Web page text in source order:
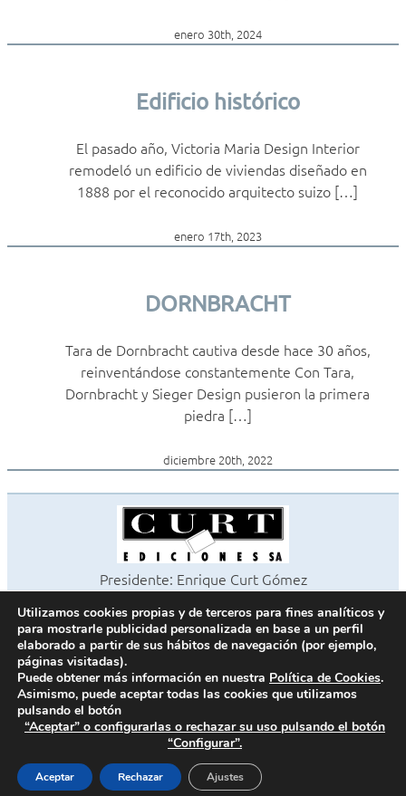
enero 30th, 2024
Edificio histórico
El pasado año, Victoria Maria Design Interior
remodeló un edificio de viviendas diseñado en
1888 por el reconocido arquitecto suizo […]
enero 17th, 2023
DORNBRACHT
Tara de Dornbracht cautiva desde hace 30 años,
reinventándose constantemente Con Tara,
Dornbracht y Sieger Design pusieron la primera
piedra […]
diciembre 20th, 2022
Presidente: Enrique Curt Gómez
©2026 Revista Cocinas y Baños
Todos los derechos reservados
Paseo de Gracia, 63. 1º 2ª. 08008 Barcelona -
Fax 933 183 505
Política de cookies
Política de privacidad
Utilizamos cookies propias y de terceros para fines analíticos y
para mostrarle publicidad personalizada en base a un perfil
elaborado a partir de sus hábitos de navegación (por ejemplo,
páginas visitadas).
Puede obtener más información en nuestra Política de Cookies.
Asimismo, puede aceptar todas las cookies que utilizamos
pulsando el botón
“Aceptar” o configurarlas o rechazar su uso pulsando el botón
“Configurar”.
Aceptar Rechazar Ajustes